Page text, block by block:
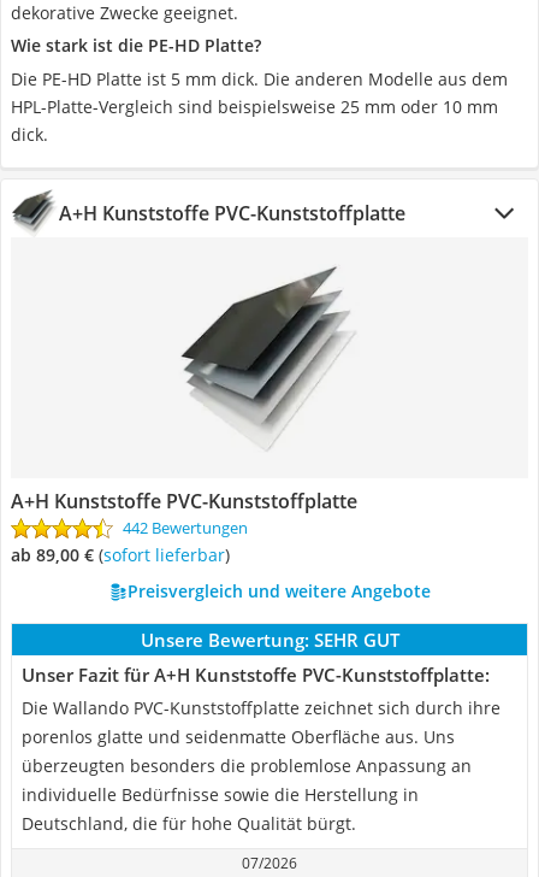
dekorative Zwecke geeignet.
Wie stark ist die PE-HD Platte?
Die PE-HD Platte ist 5 mm dick. Die anderen Modelle aus dem
HPL-Platte-Vergleich sind beispielsweise 25 mm oder 10 mm
dick.
A+H Kunststoffe PVC-Kunststoffplatte
A+H Kunststoffe PVC-Kunststoffplatte
442 Bewertungen
ab 89,00 € ( Sofort lieferbar)
Preisvergleich und weitere Angebote
Unsere Bewertung: SEHR GUT
Unser Fazit für A+H Kunststoffe PVC-Kunststoffplatte:
Die Wallando PVC-Kunststoffplatte zeichnet sich durch ihre
porenlos glatte und seidenmatte Oberfläche aus. Uns
überzeugten besonders die problemlose Anpassung an
individuelle Bedürfnisse sowie die Herstellung in
Deutschland, die für hohe Qualität bürgt.
07/2026